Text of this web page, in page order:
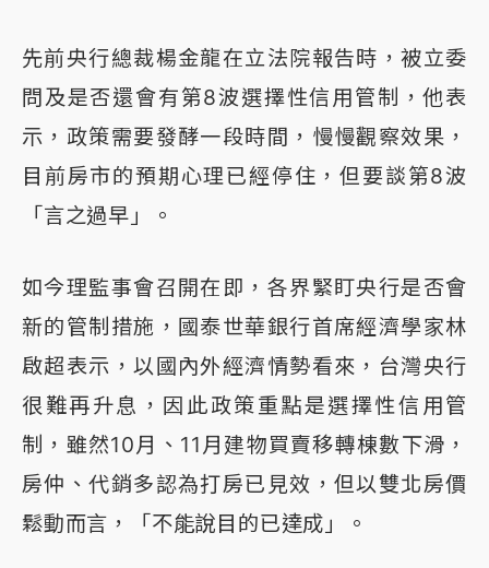
先前央行總裁楊金龍在立法院報告時，被立委
問及是否還會有第8波選擇性信用管制，他表
示，政策需要發酵一段時間，慢慢觀察效果，
目前房市的預期心理已經停住，但要談第8波
「言之過早」。
如今理監事會召開在即，各界緊盯央行是否會
新的管制措施，國泰世華銀行首席經濟學家林
啟超表示，以國內外經濟情勢看來，台灣央行
很難再升息，因此政策重點是選擇性信用管
制，雖然10月、11月建物買賣移轉棟數下滑，
房仲、代銷多認為打房已見效，但以雙北房價
鬆動而言，「不能說目的已達成」。